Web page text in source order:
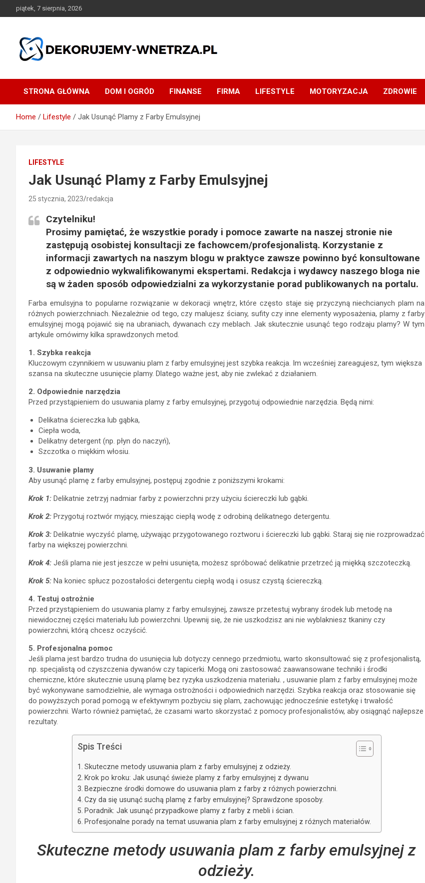
to
piątek, 7 sierpnia, 2026
dekorujemy-wnetrza.pl
STRONA GŁÓWNA DOM I OGRÓD FINANSE FIRMA LIFESTYLE MOTORYZACJA ZDROWIE
Home Lifestyle Jak Usunąć Plamy z Farby Emulsyjnej
LIFESTYLE
Jak Usunąć Plamy z Farby Emulsyjnej
25 stycznia, 2023 redakcja
Czytelniku!
Prosimy pamiętać, że wszystkie porady i pomoce zawarte na naszej stronie nie
zastępują osobistej konsultacji ze fachowcem/profesjonalistą. Korzystanie z
informacji zawartych na naszym blogu w praktyce zawsze powinno być konsultowane
z odpowiednio wykwalifikowanymi ekspertami. Redakcja i wydawcy naszego bloga nie
są w żaden sposób odpowiedzialni za wykorzystanie porad publikowanych na portalu.
Farba emulsyjna to popularne rozwiązanie w dekoracji wnętrz, które często staje się przyczyną niechcianych plam na
różnych powierzchniach. Niezależnie od tego, czy malujesz ściany, sufity czy inne elementy wyposażenia, plamy z farby
emulsyjnej mogą pojawić się na ubraniach, dywanach czy meblach. Jak skutecznie usunąć tego rodzaju plamy? W tym
artykule omówimy kilka sprawdzonych metod.
1. Szybka reakcja
Kluczowym czynnikiem w usuwaniu plam z farby emulsyjnej jest szybka reakcja. Im wcześniej zareagujesz, tym większa
szansa na skuteczne usunięcie plamy. Dlatego ważne jest, aby nie zwlekać z działaniem.
2. Odpowiednie narzędzia
Przed przystąpieniem do usuwania plamy z farby emulsyjnej, przygotuj odpowiednie narzędzia. Będą nimi:
Delikatna ściereczka lub gąbka,
Ciepła woda,
Delikatny detergent (np. płyn do naczyń),
Szczotka o miękkim włosiu.
3. Usuwanie plamy
Aby usunąć plamę z farby emulsyjnej, postępuj zgodnie z poniższymi krokami:
Krok 1: Delikatnie zetrzyj nadmiar farby z powierzchni przy użyciu ściereczki lub gąbki.
Krok 2: Przygotuj roztwór myjący, mieszając ciepłą wodę z odrobiną delikatnego detergentu.
Krok 3: Delikatnie wyczyść plamę, używając przygotowanego roztworu i ściereczki lub gąbki. Staraj się nie rozprowadzać
farby na większej powierzchni.
Krok 4: Jeśli plama nie jest jeszcze w pełni usunięta, możesz spróbować delikatnie przetrzeć ją miękką szczoteczką.
Krok 5: Na koniec spłucz pozostałości detergentu ciepłą wodą i osusz czystą ściereczką.
4. Testuj ostrożnie
Przed przystąpieniem do usuwania plamy z farby emulsyjnej, zawsze przetestuj wybrany środek lub metodę na
niewidocznej części materiału lub powierzchni. Upewnij się, że nie uszkodzisz ani nie wyblakniesz tkaniny czy
powierzchni, którą chcesz oczyścić.
5. Profesjonalna pomoc
Jeśli plama jest bardzo trudna do usunięcia lub dotyczy cennego przedmiotu, warto skonsultować się z profesjonalistą,
np. specjalistą od czyszczenia dywanów czy tapicerki. Mogą oni zastosować zaawansowane techniki i środki
chemiczne, które skutecznie usuną plamę bez ryzyka uszkodzenia materiału. , usuwanie plam z farby emulsyjnej może
być wykonywane samodzielnie, ale wymaga ostrożności i odpowiednich narzędzi. Szybka reakcja oraz stosowanie się
do powyższych porad pomogą w efektywnym pozbyciu się plam, zachowując jednocześnie estetykę i trwałość
powierzchni. Warto również pamiętać, że czasami warto skorzystać z pomocy profesjonalistów, aby osiągnąć najlepsze
rezultaty.
Spis Treści
Skuteczne metody usuwania plam z farby emulsyjnej z odzieży.
Krok po kroku: Jak usunąć świeże plamy z farby emulsyjnej z dywanu
Bezpieczne środki domowe do usuwania plam z farby z różnych powierzchni.
Czy da się usunąć suchą plamę z farby emulsyjnej? Sprawdzone sposoby.
Poradnik: Jak usunąć przypadkowe plamy z farby z mebli i ścian.
Profesjonalne porady na temat usuwania plam z farby emulsyjnej z różnych materiałów.
Skuteczne metody usuwania plam z farby emulsyjnej z
odzieży.